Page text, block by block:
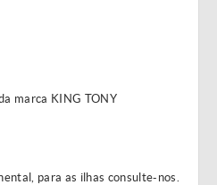
marca KING TONY
para as ilhas consulte-nos.